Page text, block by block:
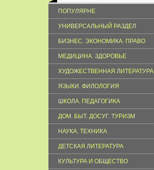
ПОПУЛЯРНЕ
УНИВЕРСАЛЬНЫЙ РАЗДЕЛ
БИЗНЕС. ЭКОНОМИКА. ПРАВО
МЕДИЦИНА. ЗДОРОВЬЕ
ХУДОЖЕСТВЕННАЯ ЛИТЕРАТУРА
ЯЗЫКИ. ФИЛОЛОГИЯ
ШКОЛА. ПЕДАГОГИКА
ДОМ. БЫТ. ДОСУГ. ТУРИЗМ
НАУКА. ТЕХНИКА
ДЕТСКАЯ ЛИТЕРАТУРА
КУЛЬТУРА И ОБЩЕСТВО